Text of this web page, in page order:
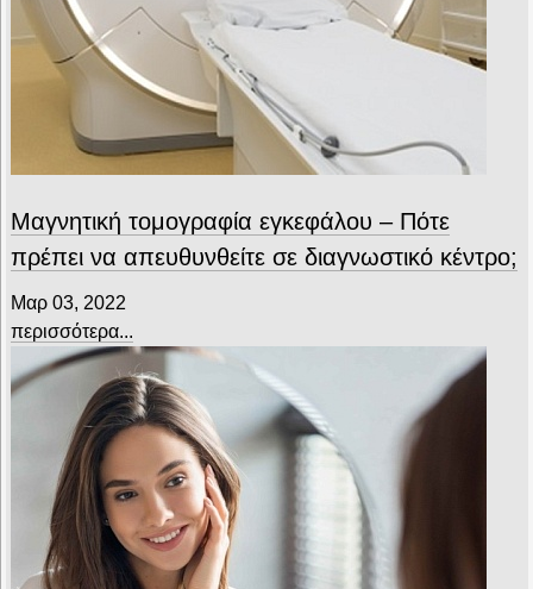
Μαγνητική τομογραφία εγκεφάλου – Πότε
πρέπει να απευθυνθείτε σε διαγνωστικό κέντρο;
Μαρ 03, 2022
περισσότερα...